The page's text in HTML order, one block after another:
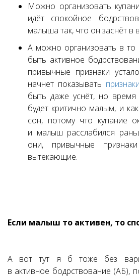
Можно организовать
идёт спокойное
малыша так, что он заснёт в
А можно организовать в то
быть активное
привычные признаки
начнет показывать
быть даже уснёт, но
будет критично малым, и
сон, потому что купание
и малыш расслабился
они, привычные
вытекающие.
Если малыш то активен, то
А вот тут я б тоже без
в активное бодрствование (АБ),